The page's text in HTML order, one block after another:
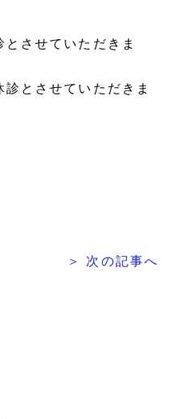
させていただきま
とさせていただきま
＞ 次の記事へ